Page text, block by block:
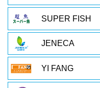
SUPER FISH
JENECA
YI FANG